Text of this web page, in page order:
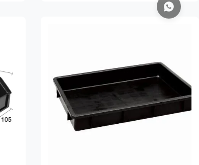
8OZ(about 240ML) Package 1pc/gift box
(box size 9*9*12.1cm) 60pc/carton (carton